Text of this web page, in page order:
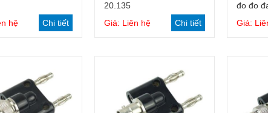
hệ Chi tiết
20.135
Giá: Liên hệ
Chi tiết
đo đo
Giá: